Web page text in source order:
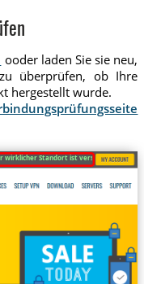
ooder laden Sie sie neu,
überprüfen, ob Ihre
hergestellt wurde.
wirklicher Standort ist versteckt!